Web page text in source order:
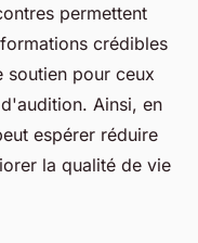
permettent
crédibles
soutien pour ceux
Ainsi, en
espérer réduire
la qualité de vie